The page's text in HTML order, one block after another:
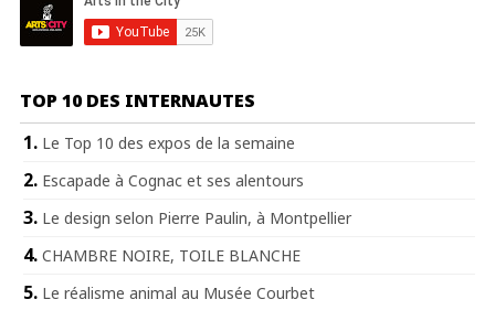
TOP 10 DES INTERNAUTES
Le Top 10 des expos de la semaine
Escapade à Cognac et ses alentours
Le design selon Pierre Paulin, à Montpellier
CHAMBRE NOIRE, TOILE BLANCHE
Le réalisme animal au Musée Courbet